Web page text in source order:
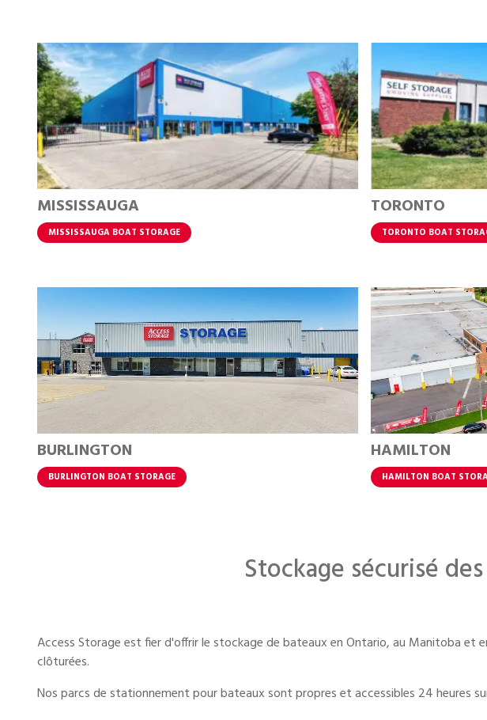
MISSISSAUGA
MISSISSAUGA BOAT STORAGE
TORONTO
TORONTO BOAT
BURLINGTON
BURLINGTON BOAT STORAGE
HAMILTON
HAMILTON BOAT
Stockage sécurisé
Access Storage est fier d'offrir le stockage de bateaux en Ontario, au Manitoba et
clôturées.
Nos parcs de stationnement pour bateaux sont propres et accessibles 24 heures